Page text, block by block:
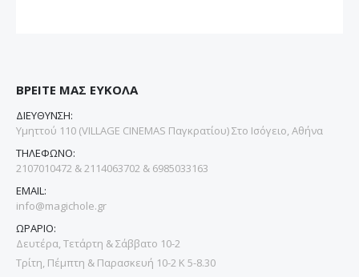
ΒΡΕΙΤΕ ΜΑΣ ΕΥΚΟΛΑ
ΔΙΕΥΘΥΝΣΗ:
Υμηττού 110 (VILLAGE CINEMAS Παγκρατίου) Στο Ισόγειο, Αθήνα
ΤΗΛΕΦΩΝΟ:
2107010472 & 2114063702 & 6985033163
EMAIL:
info@magichole.gr
ΩΡΑΡΙΟ:
Δευτέρα, Τετάρτη & Σάββατο 10-2
Τρίτη, Πέμπτη & Παρασκευή 10-2 Κ 5-8.30